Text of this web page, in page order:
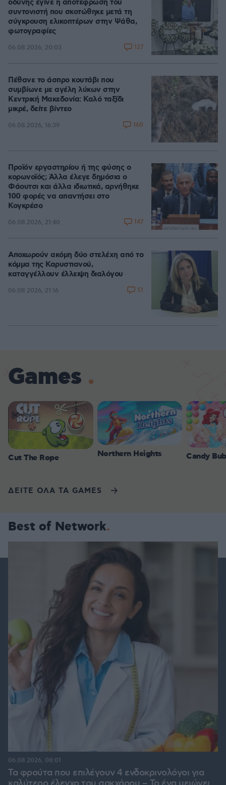
οδύνης έγινε η αποτέφρωση του
συντονιστή που σκοτώθηκε μετά τη
σύγκρουση ελικοπτέρων στην Ψάθα,
φωτογραφίες
06.08.2026, 20:03 127
Πέθανε το άσπρο κουτάβι που
συμβίωνε με αγέλη λύκων στην
Κεντρική Μακεδονία: Καλό ταξίδι
μικρέ, δείτε βίντεο
06.08.2026, 16:39 160
Προϊόν εργαστηρίου ή της φύσης ο
κορωνοϊός; Άλλα έλεγε δημόσια ο
Φάουτσι και άλλα ιδιωτικά, αρνήθηκε
100 φορές να απαντήσει στο
Κογκρέσο
06.08.2026, 21:40 147
Αποχωρούν ακόμη δύο στελέχη από το
κόμμα της Καρυστιανού,
καταγγέλλουν έλλειψη διαλόγου
06.08.2026, 21:16 51
Games
Cut The Rope Northern Heights Candy
ΔΕΙΤΕ ΟΛΑ ΤΑ GAMES
Best of Network
Τα φρούτα που επιλέγουν 4 ενδοκρινολόγοι για
06.08.2026, 08:01